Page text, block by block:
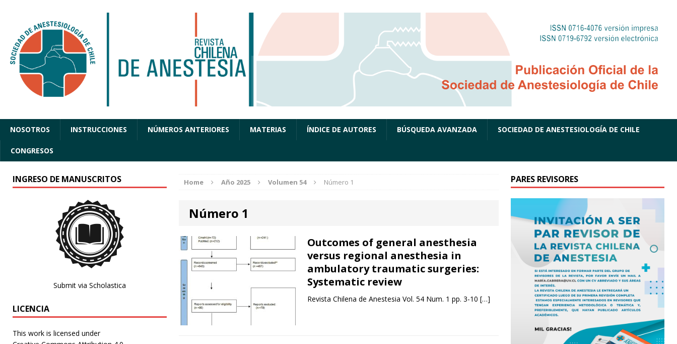
NOSOTROS INSTRUCCIONES NÚMEROS ANTERIORES MATERIAS ÍNDICE DE AUTORES BÚSQUEDA AVANZADA SOCIEDAD DE ANESTESIOLOGÍA DE CHILE
CONGRESOS
Home Año 2025 Volumen 54 Número 1
Número 1
Outcomes of general anesthesia
versus regional anesthesia in
ambulatory traumatic surgeries:
Systematic review
Revista Chilena de Anestesia Vol. 54 Num. 1 pp. 3-10 […]
INGRESO DE MANUSCRITOS
Submit via Scholastica
LICENCIA
This work is licensed under
PARES REVISORES